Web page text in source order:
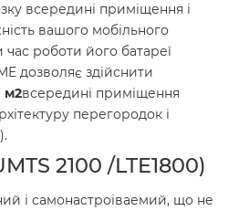
всередині приміщення і
вашого мобільного
роботи його батареї
дозволяє здійснити
м2всередині приміщення
перегородок і
2100 /LTE1800)
і самонастроіваемий, що не